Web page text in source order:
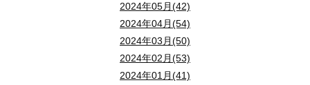
2024年05月(42)
2024年04月(54)
2024年03月(50)
2024年02月(53)
2024年01月(41)